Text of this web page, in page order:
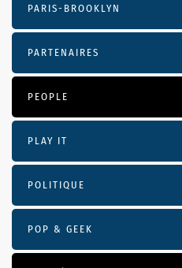
PARIS-BROOKLYN
PARTENAIRES
PEOPLE
PLAY IT
POLITIQUE
POP & GEEK